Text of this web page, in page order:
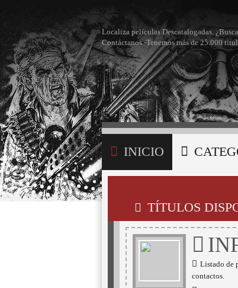
Localiza películas Descatalogadas.
Contáctanos -Tenemos más de 25.000
INICIO
TÍTULOS
Listado de
contactos.